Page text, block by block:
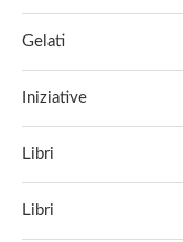
Gelati
Iniziative
Libri
Libri